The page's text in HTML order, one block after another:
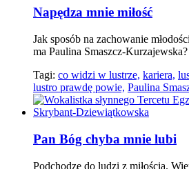
Napędza mnie miłość
Jak sposób na zachowanie
ma Paulina Smaszcz-Kurzajewska?
Tagi: co widzi w lustrze, kariera,
lustro prawdę powie, Paulina
Pan Bóg chyba mnie lubi
Podchodzę do ludzi z miłością.